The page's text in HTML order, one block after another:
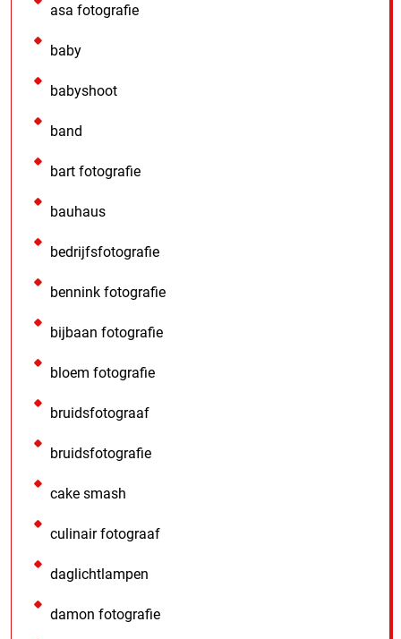
asa fotografie
baby
babyshoot
band
bart fotografie
bauhaus
bedrijfsfotografie
bennink fotografie
bijbaan fotografie
bloem fotografie
bruidsfotograaf
bruidsfotografie
cake smash
culinair fotograaf
daglichtlampen
damon fotografie